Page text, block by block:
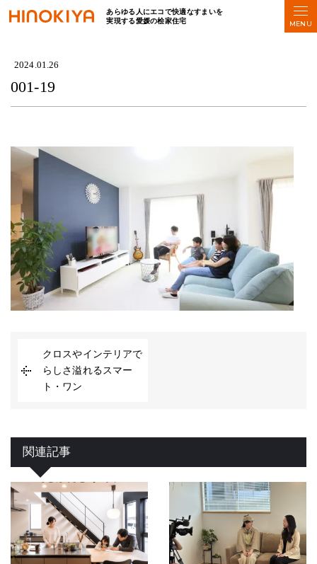
あらゆる人にエコで快適なすまいを
実現する愛媛の桧家住宅
2024.01.26
001-19
クロスやインテリアで
らしさ溢れるスマー
ト・ワン
関連記事